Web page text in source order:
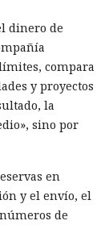
dinero de
compara
y proyectos
la
sino por
en
y el envío, el
de